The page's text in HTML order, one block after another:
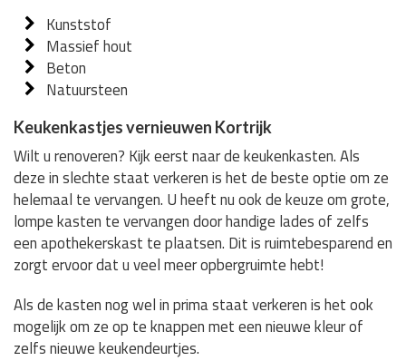
Kunststof
Massief hout
Beton
Natuursteen
Keukenkastjes vernieuwen Kortrijk
Wilt u renoveren? Kijk eerst naar de keukenkasten. Als
deze in slechte staat verkeren is het de beste optie om ze
helemaal te vervangen. U heeft nu ook de keuze om grote,
lompe kasten te vervangen door handige lades of zelfs
een apothekerskast te plaatsen. Dit is ruimtebesparend en
zorgt ervoor dat u veel meer opbergruimte hebt!
Als de kasten nog wel in prima staat verkeren is het ook
mogelijk om ze op te knappen met een nieuwe kleur of
zelfs nieuwe keukendeurtjes.